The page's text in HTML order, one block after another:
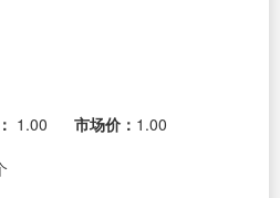
1.00 市场价： 1.00